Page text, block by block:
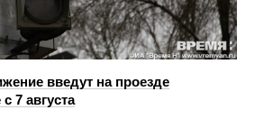
введут на проезде
7 августа